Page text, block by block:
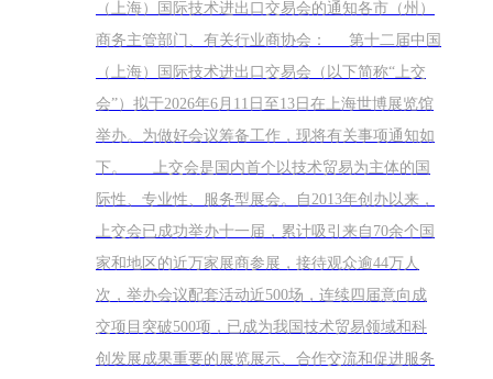
（上海）国际技术进出口交易会的通知各市（州）
商务主管部门、有关行业商协会： 第十二届中国
（上海）国际技术进出口交易会（以下简称“上交
会”）拟于2026年6月11日至13日在上海世博展览馆
举办。为做好会议筹备工作，现将有关事项通知如
下。 上交会是国内首个以技术贸易为主体的国
际性、专业性、服务型展会。自2013年创办以来，
上交会已成功举办十一届，累计吸引来自70余个国
家和地区的近万家展商参展，接待观众逾44万人
次，举办会议配套活动近500场，连续四届意向成
交项目突破500项，已成为我国技术贸易领域和科
创发展成果重要的展览展示、合作交流和促进服务